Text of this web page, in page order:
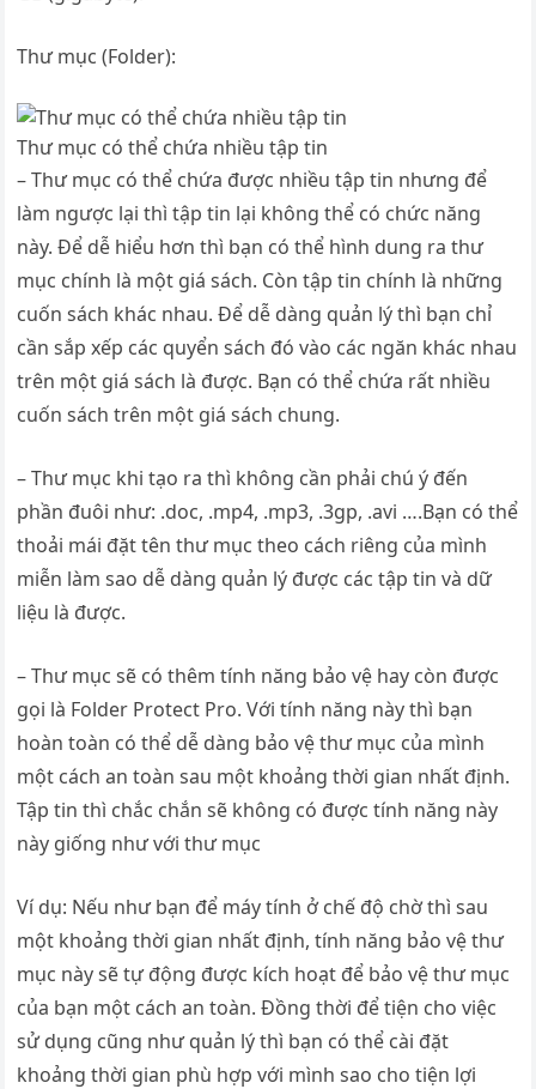
Thư mục (Folder):
Thư mục có thể chứa nhiều tập tin
– Thư mục có thể chứa được nhiều tập tin nhưng để
làm ngược lại thì tập tin lại không thể có chức năng
này. Để dễ hiểu hơn thì bạn có thể hình dung ra thư
mục chính là một giá sách. Còn tập tin chính là những
cuốn sách khác nhau. Để dễ dàng quản lý thì bạn chỉ
cần sắp xếp các quyển sách đó vào các ngăn khác nhau
trên một giá sách là được. Bạn có thể chứa rất nhiều
cuốn sách trên một giá sách chung.
– Thư mục khi tạo ra thì không cần phải chú ý đến
phần đuôi như: .doc, .mp4, .mp3, .3gp, .avi ….Bạn có thể
thoải mái đặt tên thư mục theo cách riêng của mình
miễn làm sao dễ dàng quản lý được các tập tin và dữ
liệu là được.
– Thư mục sẽ có thêm tính năng bảo vệ hay còn được
gọi là Folder Protect Pro. Với tính năng này thì bạn
hoàn toàn có thể dễ dàng bảo vệ thư mục của mình
một cách an toàn sau một khoảng thời gian nhất định.
Tập tin thì chắc chắn sẽ không có được tính năng này
này giống như với thư mục
Ví dụ: Nếu như bạn để máy tính ở chế độ chờ thì sau
một khoảng thời gian nhất định, tính năng bảo vệ thư
mục này sẽ tự động được kích hoạt để bảo vệ thư mục
của bạn một cách an toàn. Đồng thời để tiện cho việc
sử dụng cũng như quản lý thì bạn có thể cài đặt
khoảng thời gian phù hợp với mình sao cho tiện lợi